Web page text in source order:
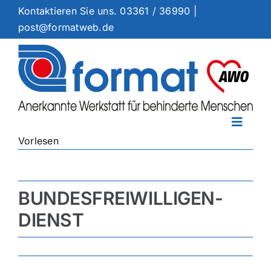
Zum
Inhalt
springen
Kontaktieren Sie uns. 03361 / 36990
post@formatweb.de
Toggle
Arbeitsangebote
Standorte
Ermutigung
Vorlesen
BUNDESFREIWILLIGEN-
DIENST